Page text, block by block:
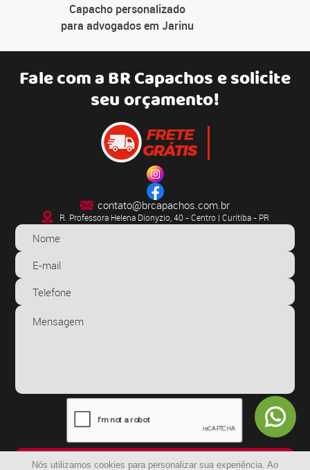
Nós utilizamos cookies para personalizar sua experiência. Ao
Capacho personalizado
para advogados em Jarinu
Fale com aBR Capachose solicite
seu orçamento!
contato@brcapachos.com.br
R. Professora Helena Dionyzio, 40 - Centro | Curitiba - PR
ENVIAR